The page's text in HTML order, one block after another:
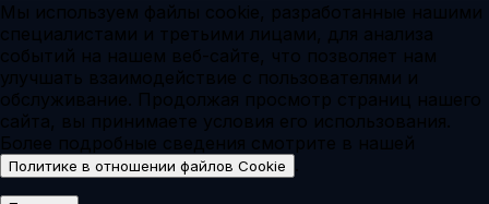
Мы используем файлы cookie, разработанные нашими
специалистами и третьими лицами, для анализа
событий на нашем веб-сайте, что позволяет нам
улучшать взаимодействие с пользователями и
обслуживание. Продолжая просмотр страниц нашего
сайта, вы принимаете условия его использования.
Более подробные сведения смотрите в нашей
Политике в отношении файлов Cookie .